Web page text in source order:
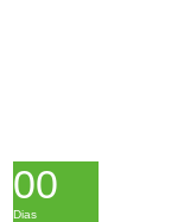
00
Dias